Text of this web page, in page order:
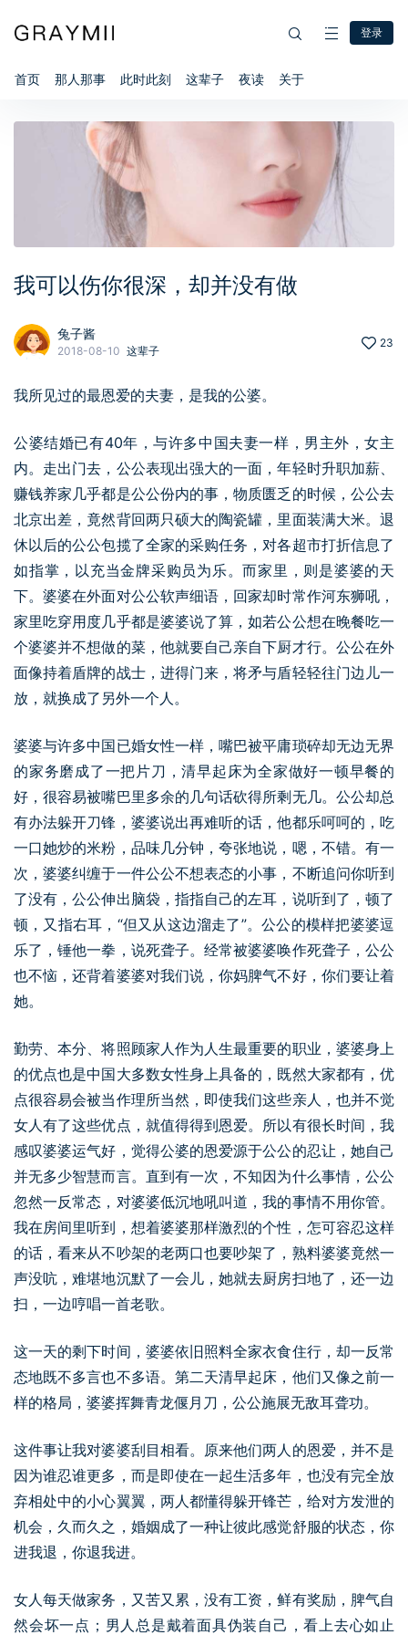
登录
首页 那人那事 此时此刻 这辈子 夜读 关于
我可以伤你很深，却并没有做
兔子酱
2018-08-10 这辈子
23
我所见过的最恩爱的夫妻，是我的公婆。
公婆结婚已有40年，与许多中国夫妻一样，男主外，女主
内。走出门去，公公表现出强大的一面，年轻时升职加薪、
赚钱养家几乎都是公公份内的事，物质匮乏的时候，公公去
北京出差，竟然背回两只硕大的陶瓷罐，里面装满大米。退
休以后的公公包揽了全家的采购任务，对各超市打折信息了
如指掌，以充当金牌采购员为乐。而家里，则是婆婆的天
下。婆婆在外面对公公软声细语，回家却时常作河东狮吼，
家里吃穿用度几乎都是婆婆说了算，如若公公想在晚餐吃一
个婆婆并不想做的菜，他就要自己亲自下厨才行。公公在外
面像持着盾牌的战士，进得门来，将矛与盾轻轻往门边儿一
放，就换成了另外一个人。
婆婆与许多中国已婚女性一样，嘴巴被平庸琐碎却无边无界
的家务磨成了一把片刀，清早起床为全家做好一顿早餐的
好，很容易被嘴巴里多余的几句话砍得所剩无几。公公却总
有办法躲开刀锋，婆婆说出再难听的话，他都乐呵呵的，吃
一口她炒的米粉，品味几分钟，夸张地说，嗯，不错。有一
次，婆婆纠缠于一件公公不想表态的小事，不断追问你听到
了没有，公公伸出脑袋，指指自己的左耳，说听到了，顿了
顿，又指右耳，“但又从这边溜走了”。公公的模样把婆婆逗
乐了，锤他一拳，说死聋子。经常被婆婆唤作死聋子，公公
也不恼，还背着婆婆对我们说，你妈脾气不好，你们要让着
她。
勤劳、本分、将照顾家人作为人生最重要的职业，婆婆身上
的优点也是中国大多数女性身上具备的，既然大家都有，优
点很容易会被当作理所当然，即使我们这些亲人，也并不觉
女人有了这些优点，就值得得到恩爱。所以有很长时间，我
感叹婆婆运气好，觉得公婆的恩爱源于公公的忍让，她自己
并无多少智慧而言。直到有一次，不知因为什么事情，公公
忽然一反常态，对婆婆低沉地吼叫道，我的事情不用你管。
我在房间里听到，想着婆婆那样激烈的个性，怎可容忍这样
的话，看来从不吵架的老两口也要吵架了，熟料婆婆竟然一
声没吭，难堪地沉默了一会儿，她就去厨房扫地了，还一边
扫，一边哼唱一首老歌。
这一天的剩下时间，婆婆依旧照料全家衣食住行，却一反常
态地既不多言也不多语。第二天清早起床，他们又像之前一
样的格局，婆婆挥舞青龙偃月刀，公公施展无敌耳聋功。
这件事让我对婆婆刮目相看。原来他们两人的恩爱，并不是
因为谁忍谁更多，而是即使在一起生活多年，也没有完全放
弃相处中的小心翼翼，两人都懂得躲开锋芒，给对方发泄的
机会，久而久之，婚姻成了一种让彼此感觉舒服的状态，你
进我退，你退我进。
女人每天做家务，又苦又累，没有工资，鲜有奖励，脾气自
然会坏一点；男人总是戴着面具伪装自己，看上去心如止